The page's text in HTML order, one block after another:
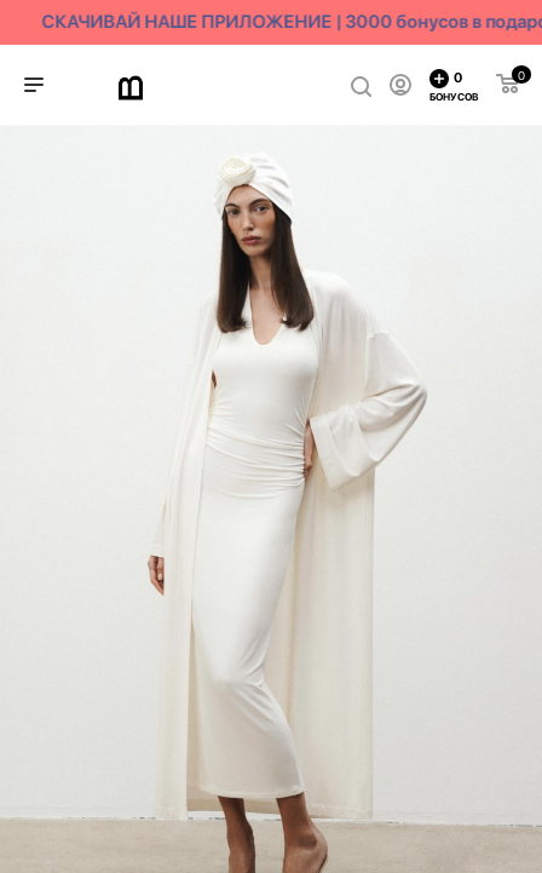
СКАЧИВАЙ НАШЕ ПРИЛОЖЕНИЕ | 3000 бонусов в
0
0
БОНУСОВ